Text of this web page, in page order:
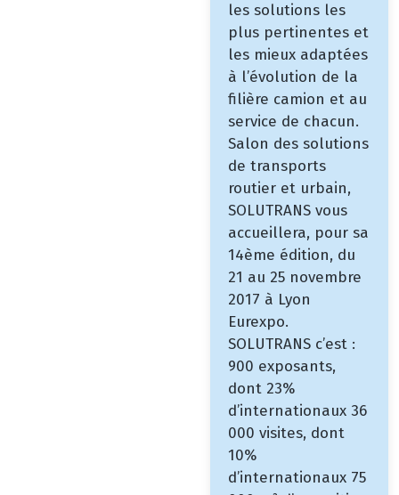
les solutions les
plus pertinentes et
les mieux adaptées
à l’évolution de la
filière camion et au
service de chacun.
Salon des solutions
de transports
routier et urbain,
SOLUTRANS vous
accueillera, pour sa
14ème édition, du
21 au 25 novembre
2017 à Lyon
Eurexpo.
SOLUTRANS c’est :
900 exposants,
dont 23%
d’internationaux 36
000 visites, dont
10%
d’internationaux 75